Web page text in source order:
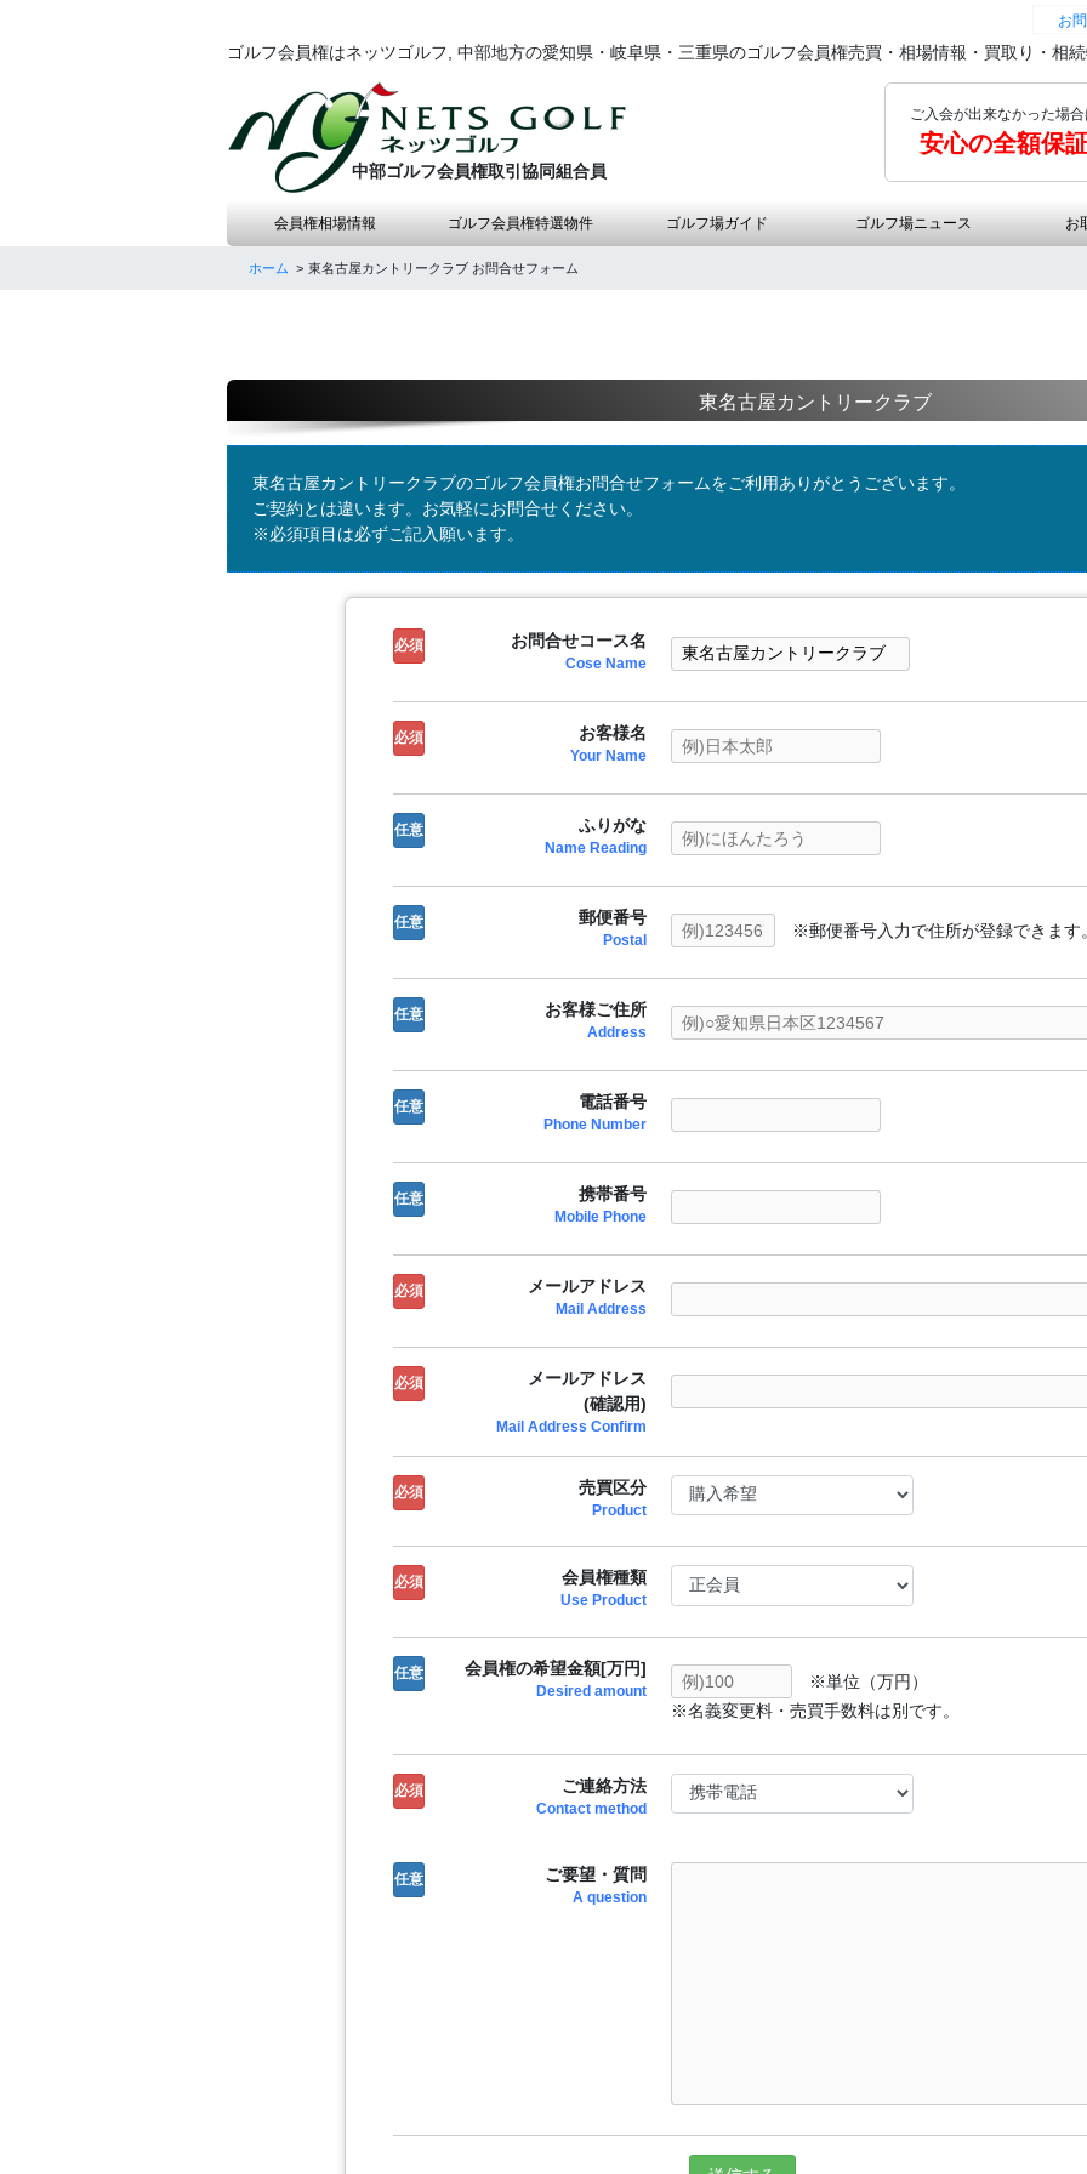
お
ゴルフ会員権はネッツゴルフ, 中部地方の愛知県・岐阜県・三重県のゴルフ会員権売買・相場情報・買取り・相
中部ゴルフ会員権取引協同組合員
ご入会が出来なかった場
安心の全額保
会員権相場情報 ゴルフ会員権特選物件 ゴルフ場ガイド ゴルフ場ニュース お
ホーム 東名古屋カントリークラブ お問合せフォーム
東名古屋カントリークラブ
東名古屋カントリークラブのゴルフ会員権お問合せフォームをご利用ありがとうございます。
ご契約とは違います。お気軽にお問合せください。
※必須項目は必ずご記入願います。
必須 お問合せコース名
Cose Name
必須 お客様名
Your Name
任意 ふりがな
Name Reading
任意 郵便番号
Postal ※郵便番号入力で住所が登録できます
任意 お客様ご住所
Address
任意 電話番号
Phone Number
任意 携帯番号
Mobile Phone
必須 メールアドレス
Mail Address
必須
メールアドレス
(確認用)
Mail Address Confirm
必須 売買区分
Product
必須 会員権種類
Use Product
任意 会員権の希望金額[万円]
Desired amount
※単位（万円）
※名義変更料・売買手数料は別です。
必須 ご連絡方法
Contact method
任意 ご要望・質問
A question